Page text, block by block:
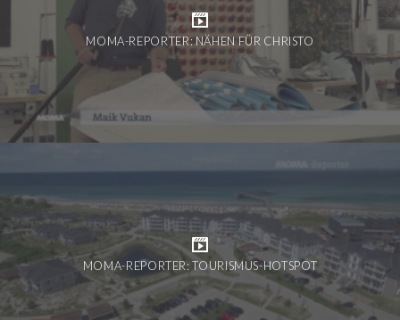
MOMA-REPORTER: NÄHEN FÜR CHRISTO
MOMA-REPORTER: TOURISMUS-HOTSPOT